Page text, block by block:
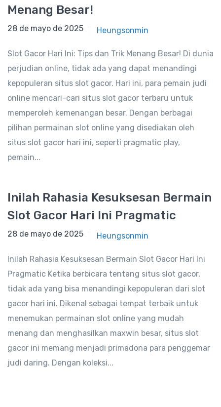
Menang Besar!
28 de mayo de 2025
28 de mayo de 2025 Heungsonmin
Slot Gacor Hari Ini: Tips dan Trik Menang Besar! Di dunia
perjudian online, tidak ada yang dapat menandingi
kepopuleran situs slot gacor. Hari ini, para pemain judi
online mencari-cari situs slot gacor terbaru untuk
memperoleh kemenangan besar. Dengan berbagai
pilihan permainan slot online yang disediakan oleh
situs slot gacor hari ini, seperti pragmatic play,
pemain...
Inilah Rahasia Kesuksesan Bermain
Slot Gacor Hari Ini Pragmatic
28 de mayo de 2025
28 de mayo de 2025 Heungsonmin
Inilah Rahasia Kesuksesan Bermain Slot Gacor Hari Ini
Pragmatic Ketika berbicara tentang situs slot gacor,
tidak ada yang bisa menandingi kepopuleran dari slot
gacor hari ini. Dikenal sebagai tempat terbaik untuk
menemukan permainan slot online yang mudah
menang dan menghasilkan maxwin besar, situs slot
gacor ini memang menjadi primadona para penggemar
judi daring. Dengan koleksi...